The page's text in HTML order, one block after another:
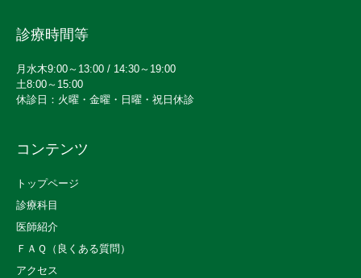
診療時間等
月水木9:00～13:00 / 14:30～19:00
土8:00～15:00
休診日：火曜・金曜・日曜・祝日休診
コンテンツ
トップページ
診療科目
医師紹介
ＦＡＱ（良くある質問）
アクセス